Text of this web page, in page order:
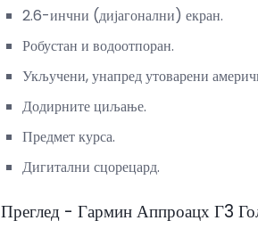
2.6-инчни (дијагонални) екран.
Робустан и водоотпоран.
Укључени, унапред утоварени
Додирните циљање.
Предмет курса.
Дигитални сцорецард.
Преглед - Гармин Аппроацх Г3